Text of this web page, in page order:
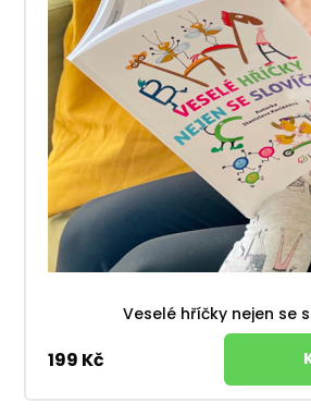
Veselé hříčky nejen se
199 Kč